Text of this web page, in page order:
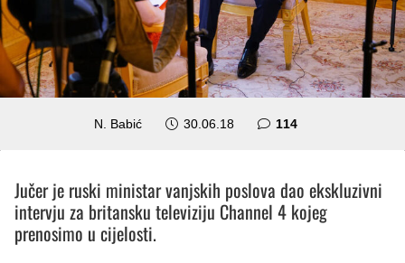
N. Babić 30.06.18 114komentara
Jučer je ruski ministar vanjskih poslova dao ekskluzivni
intervju za britansku televiziju Channel 4 kojeg
prenosimo u cijelosti.